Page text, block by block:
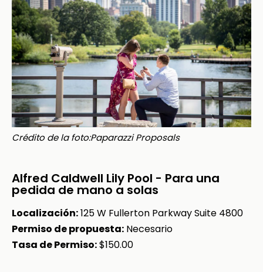
Crédito de la foto:Paparazzi Proposals
Alfred Caldwell Lily Pool - Para una
pedida de mano a solas
Localización:125 W Fullerton ParkwaySuite 4800
Permiso de propuesta: Necesario
Tasa de Permiso:$150.00